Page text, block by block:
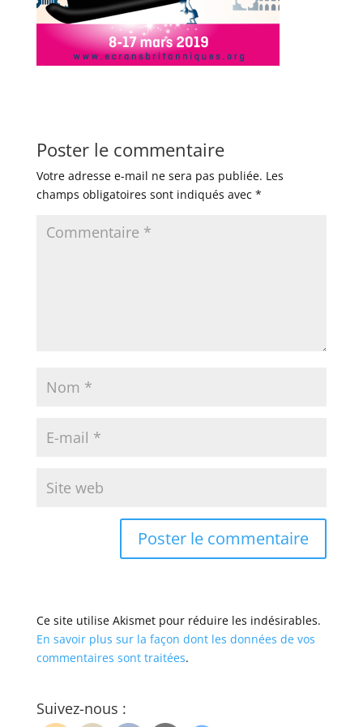
Poster le commentaire
Votre adresse e-mail ne sera pas publiée. Les
champs obligatoires sont indiqués avec *
Ce site utilise Akismet pour réduire les indésirables.
En savoir plus sur la façon dont les données de vos
commentaires sont traitées.
Suivez-nous :